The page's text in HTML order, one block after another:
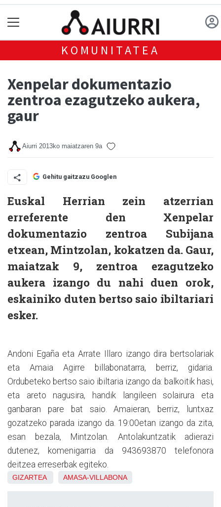
KOMUNITATEA
Xenpelar dokumentazio
zentroa ezagutzeko aukera,
gaur
Aiurri 2013ko maiatzaren 9a
Gehitu gaitzazu Googlen
Euskal Herrian zein atzerrian
erreferente den Xenpelar
dokumentazio zentroa Subijana
etxean, Mintzolan, kokatzen da. Gaur,
maiatzak 9, zentroa ezagutzeko
aukera izango du nahi duen orok,
eskainiko duten bertso saio ibiltariari
esker.
Andoni Egaña eta Arrate Illaro izango dira bertsolariak
eta Amaia Agirre billabonatarra, berriz, gidaria.
Ordubeteko bertso saio ibiltaria izango da: balkoitik hasi,
eta areto nagusira, handik langileen solairura eta
ganbaran pare bat saio. Amaieran, berriz, luntxaz
gozatzeko parada izango da. 19:00etan izango da zita,
esan bezala, Mintzolan. Antolakuntzatik adierazi
dutenez, komenigarria da 943693870 telefonora
deitzea erreserbak egiteko.
GIZARTEA AMASA-VILLABONA